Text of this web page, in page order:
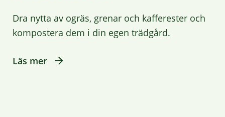
Dra nytta av ogräs, grenar och kafferester och
kompostera dem i din egen trädgård.
Läs mer